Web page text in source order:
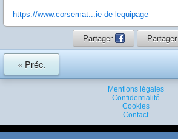
https://www.corsemat...ie-de-lequipage
Partager Partager
« Préc.
Mentions légales
Confidentialité
Cookies
Contact